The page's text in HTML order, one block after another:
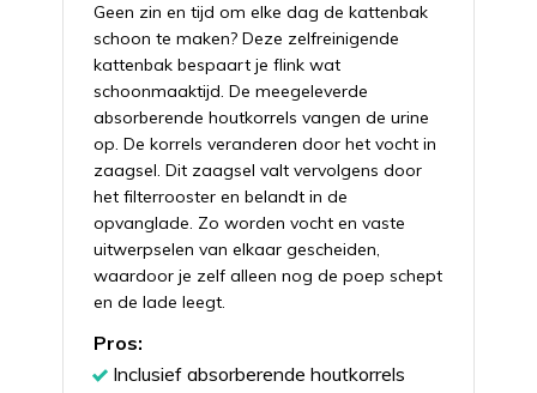
Geen zin en tijd om elke dag de kattenbak
schoon te maken? Deze zelfreinigende
kattenbak bespaart je flink wat
schoonmaaktijd. De meegeleverde
absorberende houtkorrels vangen de urine
op. De korrels veranderen door het vocht in
zaagsel. Dit zaagsel valt vervolgens door
het filterrooster en belandt in de
opvanglade. Zo worden vocht en vaste
uitwerpselen van elkaar gescheiden,
waardoor je zelf alleen nog de poep schept
en de lade leegt.
Pros:
Inclusief absorberende houtkorrels